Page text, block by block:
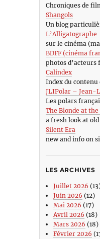
Chroniques de
Shangols
Un blog
L’Alligatographe
sur le cinéma
BDFF (cinéma
photos
Calindex
Index du contenu
JLIPolar – Jean-
Les polars
The Blonde at the
a fresh look at
Silent Era
new and info on
LES ARCHIVES
Juillet 2026
Juin 2026 (12)
Mai 2026 (17)
Avril 2026 (18)
Mars 2026 (18)
Février 2026